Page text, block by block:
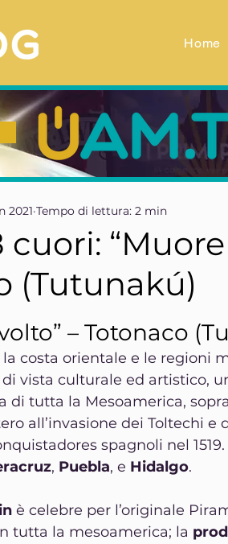
Home
cuori:
(Tutunakú)
2021 Tempo di lettura: 2 min
5.
– Totonaco
la costa orientale e le regioni
vista culturale ed artistico,
di tutta la Mesoamerica,
all’invasione dei Toltechi
spagnoli nel
, Puebla, e Hidalgo.
è celebre per l’originale
tutta la mesoamerica; la